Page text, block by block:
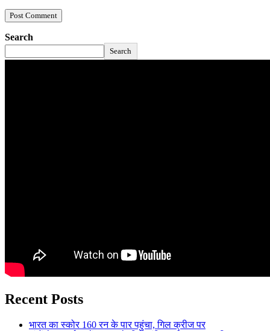
Search
Search
Recent Posts
भारत का स्कोर 160 रन के पार पहुंचा, गिल क्रीज पर